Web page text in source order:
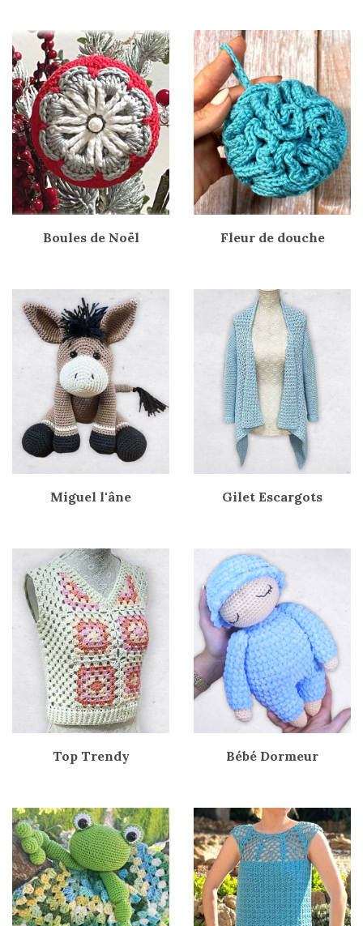
Boules de Noël Fleur de douche
Miguel l'âne Gilet Escargots
Top Trendy Bébé Dormeur